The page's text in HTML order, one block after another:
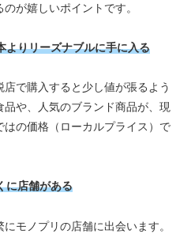
が嬉しいポイントです。
よりリーズナブルに手に入る
で購入すると少し値が張るよう
や、人気のブランド商品が、現
の価格（ローカルプライス）で
に店舗がある
モノプリの店舗に出会います。